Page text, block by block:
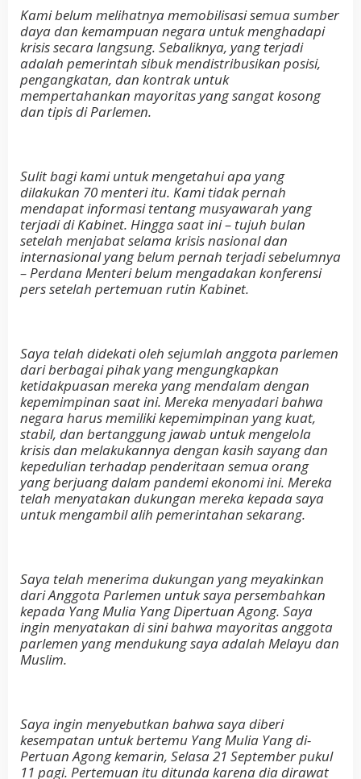
Kami belum melihatnya memobilisasi semua sumber
daya dan kemampuan negara untuk menghadapi
krisis secara langsung. Sebaliknya, yang terjadi
adalah pemerintah sibuk mendistribusikan posisi,
pengangkatan, dan kontrak untuk
mempertahankan mayoritas yang sangat kosong
dan tipis di Parlemen.
Sulit bagi kami untuk mengetahui apa yang
dilakukan 70 menteri itu. Kami tidak pernah
mendapat informasi tentang musyawarah yang
terjadi di Kabinet. Hingga saat ini – tujuh bulan
setelah menjabat selama krisis nasional dan
internasional yang belum pernah terjadi sebelumnya
– Perdana Menteri belum mengadakan konferensi
pers setelah pertemuan rutin Kabinet.
Saya telah didekati oleh sejumlah anggota parlemen
dari berbagai pihak yang mengungkapkan
ketidakpuasan mereka yang mendalam dengan
kepemimpinan saat ini. Mereka menyadari bahwa
negara harus memiliki kepemimpinan yang kuat,
stabil, dan bertanggung jawab untuk mengelola
krisis dan melakukannya dengan kasih sayang dan
kepedulian terhadap penderitaan semua orang
yang berjuang dalam pandemi ekonomi ini. Mereka
telah menyatakan dukungan mereka kepada saya
untuk mengambil alih pemerintahan sekarang.
Saya telah menerima dukungan yang meyakinkan
dari Anggota Parlemen untuk saya persembahkan
kepada Yang Mulia Yang Dipertuan Agong. Saya
ingin menyatakan di sini bahwa mayoritas anggota
parlemen yang mendukung saya adalah Melayu dan
Muslim.
Saya ingin menyebutkan bahwa saya diberi
kesempatan untuk bertemu Yang Mulia Yang di-
Pertuan Agong kemarin, Selasa 21 September pukul
11 pagi. Pertemuan itu ditunda karena dia dirawat